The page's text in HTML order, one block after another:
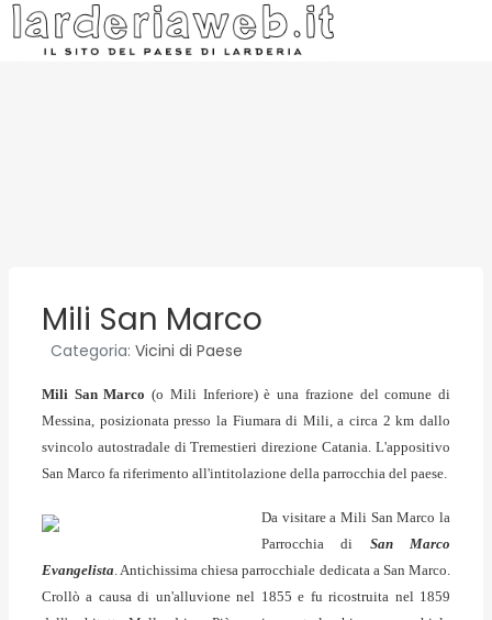
Mili San Marco
Categoria: Vicini di Paese
Mili San Marco (o Mili Inferiore) è una frazione del comune di
Messina, posizionata presso la Fiumara di Mili, a circa 2 km dallo
svincolo autostradale di Tremestieri direzione Catania. L'appositivo
San Marco fa riferimento all'intitolazione della parrocchia del paese.
Da visitare a Mili San Marco la
Parrocchia di San Marco
Evangelista.Antichissima chiesa parrocchiale dedicata a San Marco.
Crollò a causa di un'alluvione nel 1855 e fu ricostruita nel 1859